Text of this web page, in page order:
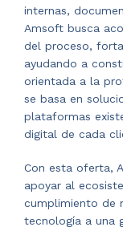
internas,
Amsoft busca
del proceso,
ayudando a
orientada a la
se basa en
plataformas
digital de cada
Con esta oferta,
apoyar al
cumplimiento de
tecnología a una